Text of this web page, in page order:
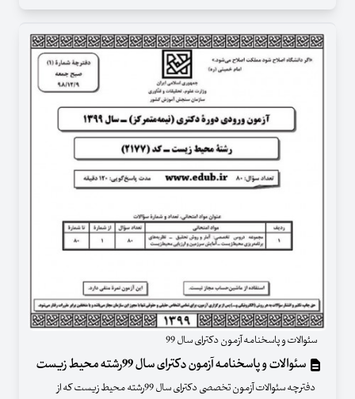
سئوالات و پاسخنامه آزمون دکترای سال 99
سئوالات و پاسخنامه آزمون دکترای سال 99رشته محیط زیست
دفترچه سئوالات آزمون تخصصی دکترای سال 99رشته محیط زیست که از